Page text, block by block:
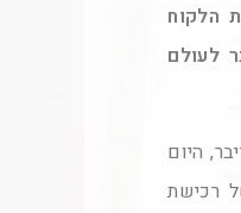
הלקוח
לעולם
היום
רכישת